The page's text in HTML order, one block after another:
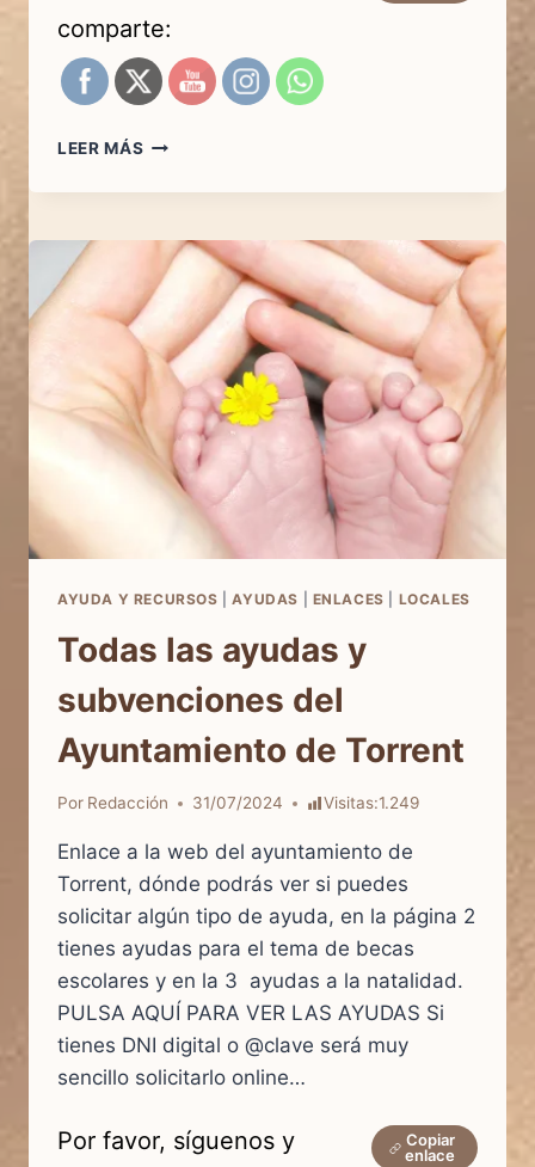
comparte:
LEER MÁS AYUDAS
MATERNIDAD
CONOCE
TODAS
LAS
AYUDAS
PÚBLICAS
QUE
PUEDEN
CAMBIAR
TU
VIDA
AYUDA Y RECURSOS |AYUDAS ENLACES LOCALES
Todas las ayudas y
subvenciones del
Ayuntamiento de Torrent
Por Redacción 31/07/2024 Visitas:1.249
Enlace a la web del ayuntamiento de
Torrent, dónde podrás ver si puedes
solicitar algún tipo de ayuda, en la página 2
tienes ayudas para el tema de becas
escolares y en la 3 ayudas a la natalidad.
PULSA AQUÍ PARA VER LAS AYUDAS Si
tienes DNI digital o @clave será muy
sencillo solicitarlo online…
Por favor, síguenos y
Copiar
enlace